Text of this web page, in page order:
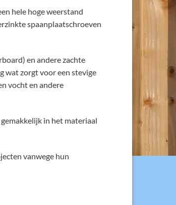
hele hoge weerstand
spaanplaatschroeven
en andere zachte
wat zorgt voor een stevige
vocht en andere
in het materiaal
vanwege hun